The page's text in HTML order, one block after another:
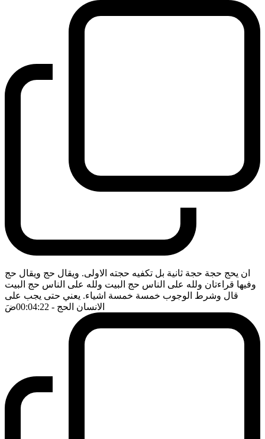
ان يحج حجة حجة ثانية بل تكفيه حجته الاولى. ويقال حج ويقال حج
وفيها قراءتان ولله على الناس حج البيت ولله على الناس حج البيت
قال وشرط الوجوب خمسة خمسة اشياء. يعني حتى يجب على
الانسان الحج - 00:04:22 ضَ